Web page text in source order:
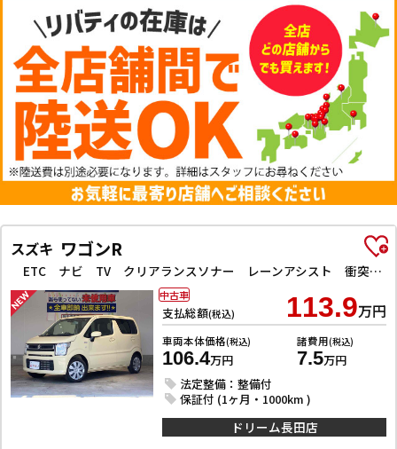
スズキ ワゴンR
ETC ナビ TV クリアランスソナー レーンアシスト 衝突被害軽減システム オートライト スマートキー アイドリングストップ 電動格納ミラー シートヒーター ベンチシート CVT ESC CD
支払総額(税込) 113.9万円
車両本体価格(税込)
106.4万円
諸費用(税込)
7.5万円
法定整備：整備付
保証付 (1ヶ月・1000km )
中古車
ドリーム長田店